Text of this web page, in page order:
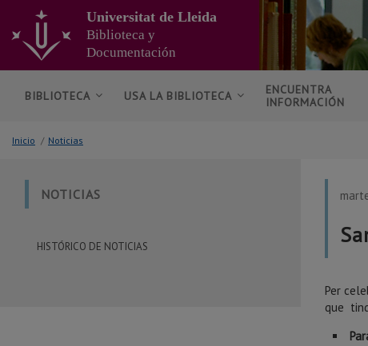
contenido
principal
de
página
Universitat de Lleida
Biblioteca y
Documentación
BIBLIOTECA USA LA BIBLIOTECA
ENCUENTRA
INFORMACIÓN
Inicio / Noticias
NOTICIAS
HISTÓRICO DE NOTICIAS
Per
que